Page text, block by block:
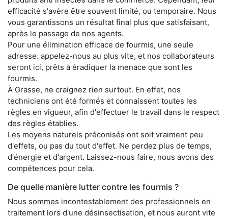
efficacité s'avère être souvent limité, ou temporaire. Nous
vous garantissons un résultat final plus que satisfaisant,
après le passage de nos agents.
Pour une élimination efficace de fourmis, une seule
adresse. appelez-nous au plus vite, et nos collaborateurs
seront ici, prêts à éradiquer la menace que sont les
fourmis.
À Grasse, ne craignez rien surtout. En effet, nos
techniciens ont été formés et connaissent toutes les
règles en vigueur, afin d'effectuer le travail dans le respect
des règles établies.
Les moyens naturels préconisés ont soit vraiment peu
d'effets, ou pas du tout d'effet. Ne perdez plus de temps,
d'énergie et d'argent. Laissez-nous faire, nous avons des
compétences pour cela.
De quelle manière lutter contre les fourmis ?
Nous sommes incontestablement des professionnels en
traitement lors d'une désinsectisation, et nous auront vite